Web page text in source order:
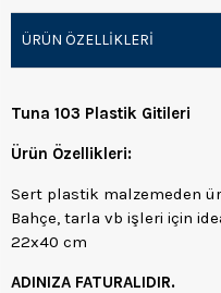
ÜRÜN ÖZELLIKLERI
Tuna 103 Plastik Gitileri
Ürün Özellikleri:
Sert plastik malzemeden
Bahçe, tarla vb işleri için
22x40 cm
ADINIZA FATURALIDIR.